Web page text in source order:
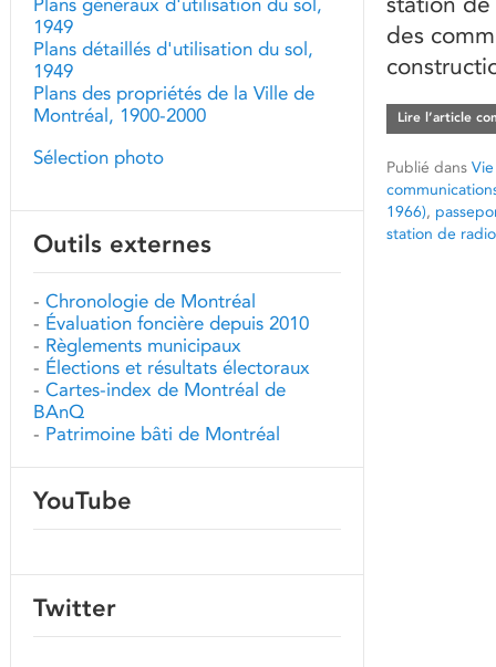
des
Lire l’article
Publié dans
1966),
station de
Plans généraux d'utilisation du sol,
1949
Plans détaillés d'utilisation du sol,
1949
Plans des propriétés de la Ville de
Montréal, 1900-2000
Sélection photo
Outils externes
- Chronologie de Montréal
- Évaluation foncière depuis 2010
- Règlements municipaux
- Élections et résultats électoraux
- Cartes-index de Montréal de
BAnQ
- Patrimoine bâti de Montréal
YouTube
Twitter